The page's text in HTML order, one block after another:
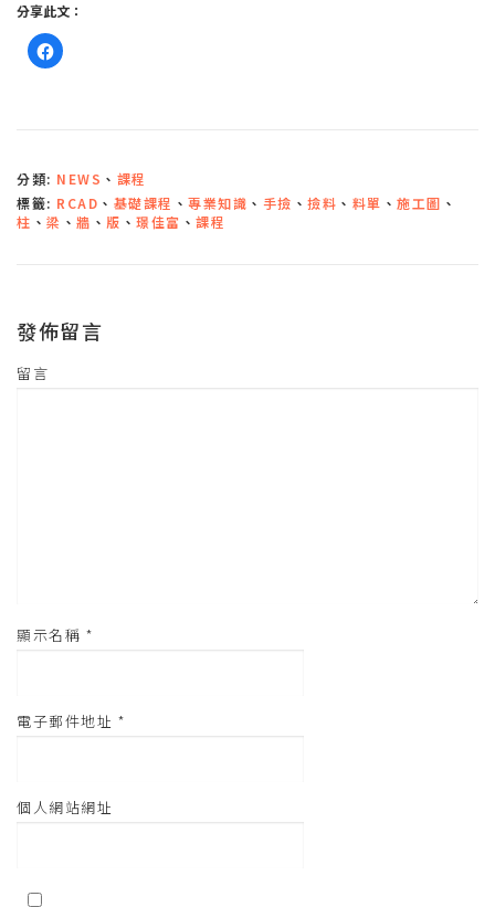
分享此文：
按
一
e
o
o
k
開
啟
分類: NEWS 、 課程
標籤: RCAD 、 基礎課程 、 專業知識 、 手撿 、 撿料 、 料單 、 施工圖 、
柱 、 梁 、 牆 、 版 、 璟佳富 、 課程
發佈留言
留言
顯示名稱 *
電子郵件地址 *
個人網站網址